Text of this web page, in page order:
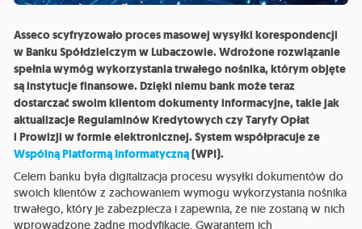
Asseco scyfryzowało proces masowej wysyłki korespondencji
w Banku Spółdzielczym w Lubaczowie. Wdrożone rozwiązanie
spełnia wymóg wykorzystania trwałego nośnika, którym objęte
są instytucje finansowe. Dzięki niemu bank może teraz
dostarczać swoim klientom dokumenty informacyjne, takie jak
aktualizacje Regulaminów Kredytowych czy Taryfy Opłat
i Prowizji w formie elektronicznej. System współpracuje ze
Wspólną Platformą Informatyczną(WPI).
Celem banku była digitalizacja procesu wysyłki dokumentów do
swoich klientów z zachowaniem wymogu wykorzystania nośnika
trwałego, który je zabezpiecza i zapewnia, że nie zostaną w nich
wprowadzone żadne modyfikacje. Gwarantem ich